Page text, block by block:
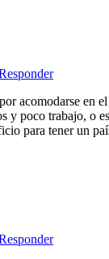
acomodarse en
y poco trabajo, o
para tener un